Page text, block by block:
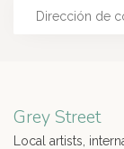
Grey Street
Local artists,